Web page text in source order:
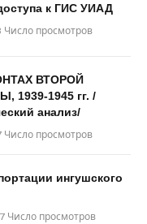
к ГИС УИАД
Число просмотров
ВТОРОЙ
1945 гг. /
анализ/
Число просмотров
ингушского
Число просмотров